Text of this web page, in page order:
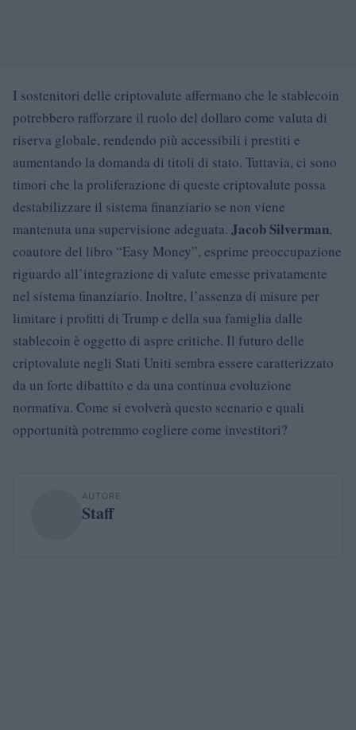
I sostenitori delle criptovalute affermano che le stablecoin
potrebbero rafforzare il ruolo del dollaro come valuta di
riserva globale, rendendo più accessibili i prestiti e
aumentando la domanda di titoli di stato. Tuttavia, ci sono
timori che la proliferazione di queste criptovalute possa
destabilizzare il sistema finanziario se non viene
mantenuta una supervisione adeguata. Jacob Silverman,
coautore del libro “Easy Money”, esprime preoccupazione
riguardo all’integrazione di valute emesse privatamente
nel sistema finanziario. Inoltre, l’assenza di misure per
limitare i profitti di Trump e della sua famiglia dalle
stablecoin è oggetto di aspre critiche. Il futuro delle
criptovalute negli Stati Uniti sembra essere caratterizzato
da un forte dibattito e da una continua evoluzione
normativa. Come si evolverà questo scenario e quali
opportunità potremmo cogliere come investitori?
AUTORE
Staff